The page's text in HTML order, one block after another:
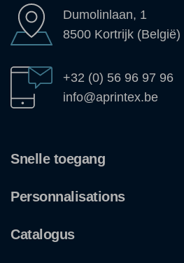
Dumolinlaan, 1
8500 Kortrijk (België)
+32 (0) 56 96 97 96
info@aprintex.be
Snelle toegang
Personnalisations
Catalogus